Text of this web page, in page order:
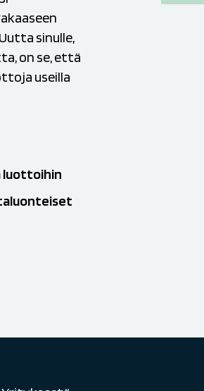
sinulle,
on se, että
useilla
luottoihin